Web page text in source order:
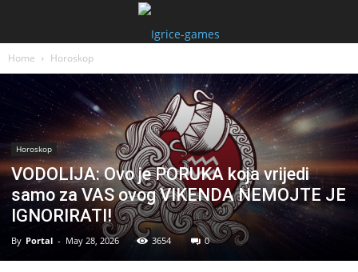
Home Horoskop
Horoskop
VODOLIJA: Ovo je PORUKA koja vrijedi
samo za VAS ovog VIKENDA NEMOJTE JE
IGNORIRATI!
By Portal - May 28, 2026 3654 0